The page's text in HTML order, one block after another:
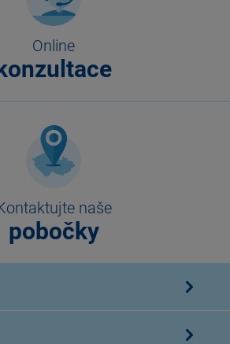
Online
konzultace
naše
pobočky